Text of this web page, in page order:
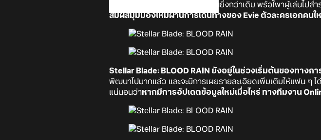
ออกไปในทิศทางใหม่ที่ทะเยอทะยานยิ่งกว่าเดิม พร้อใพาผู้เล่นไป
สัมผัสมุมมองใหม่ผ่านการเดินทางของ Evie ตัวละครเอกคน
Stellar Blade: BLOOD RAIN ยังอยู่ในช่วงเริ่มต้นของทางก
พัฒนาไปมากแล้ว และจะมีการเผยรายละเอียดเพิ่มเติมให้แฟน ๆ
แน่นอนว่าหากมีการอัปเดตข้อมูลใหม่เมื่อไหร่ ทางทีมงาน